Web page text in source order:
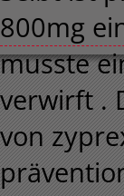
800mg
musste
verwirft .
von